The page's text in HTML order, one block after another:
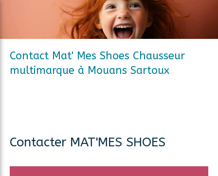
Contact Mat' Mes Shoes Chausseur
multimarque à Mouans Sartoux
Contacter MAT'MES SHOES